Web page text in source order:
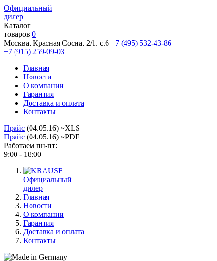
Официальный
дилер
Каталог
товаров 0
Москва, Красная Сосна, 2/1, с.6 +7 (495) 532-43-86
+7 (915) 259-09-03
Главная
Новости
О компании
Гарантия
Доставка и оплата
Контакты
Прайс (04.05.16) ~XLS
Прайс (04.05.16) ~PDF
Работаем пн-пт:
9:00 - 18:00
Официальный
дилер
Главная
Новости
О компании
Гарантия
Доставка и оплата
Контакты